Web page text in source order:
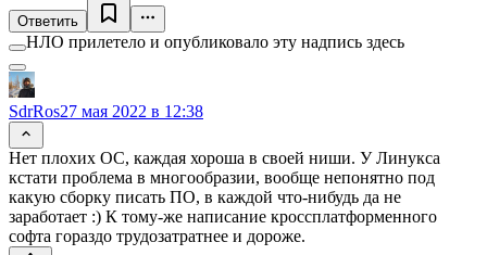
Ответить
НЛО прилетело и опубликовало эту надпись здесь
SdrRos27 мая 2022 в 12:38
Нет плохих ОС, каждая хороша в своей ниши. У Линукса
кстати проблема в многообразии, вообще непонятно под
какую сборку писать ПО, в каждой что-нибудь да не
заработает :) К тому-же написание кроссплатформенного
софта гораздо трудозатратнее и дороже.